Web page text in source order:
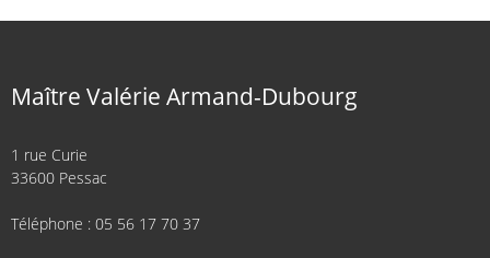
Maître Valérie Armand-Dubourg
1 rue Curie
33600 Pessac
Téléphone : 05 56 17 70 37